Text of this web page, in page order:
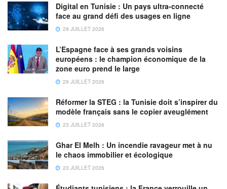
Par ailleurs, et en application des recommandations des
pouvoirs publics et des normes internationales, Royal Air
de garantir la santé et la sécurité de ses clients et de son
personnel.
À cet effet, ses services procèdent à la désinfection
régulière des avions. De même, les mesures de sécurité
sanitaire sont extrêmement respectées durant l’opération
d’embarquement comme le respect de la distanciation
dans la zone d’embarquement, dans les bus de transfert et
dans les escabeaux et les passerelles, conclut le
communiqué.
« Sa majesté le Roi Mohammed VI – Que Dieu L’assiste –
Digital en Tunisie : Un pays ultra-connecté
face au grand défi des usages en ligne
29 JUILLET 2026
L’Espagne face à ses grands voisins
européens : le champion économique de la
zone euro prend le large
29 JUILLET 2026
Réformer la STEG : la Tunisie doit s’inspirer du
modèle français sans le copier aveuglément
23 JUILLET 2026
Ghar El Melh : Un incendie ravageur met à nu
le chaos immobilier et écologique
23 JUILLET 2026